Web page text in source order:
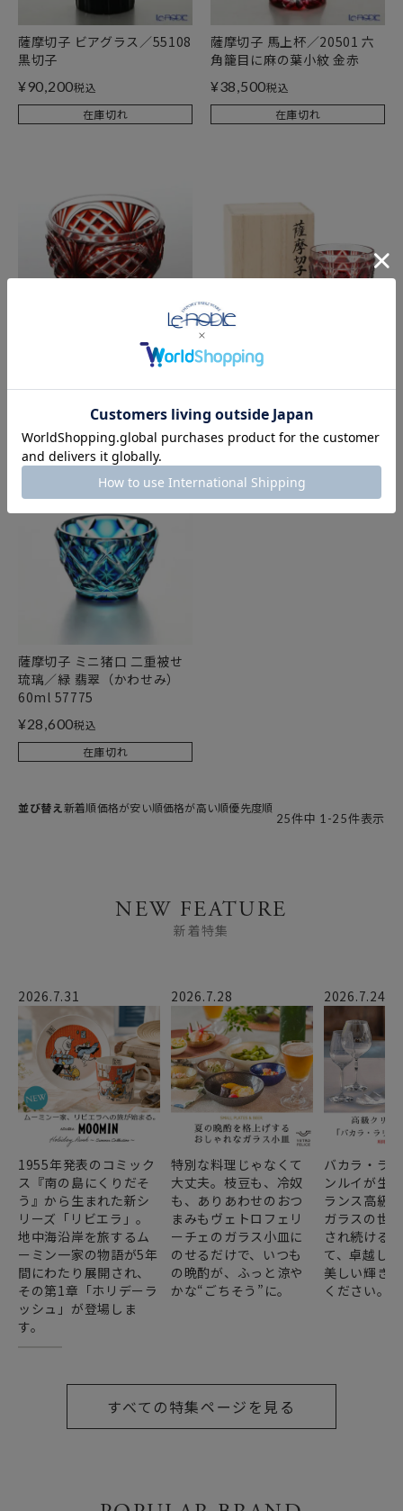
薩摩切子 ビアグラス／55108
黒切子
¥90,200税込
在庫切れ
薩摩切子 馬上杯／20501 六
角籠目に麻の葉小紋 金赤
¥38,500税込
在庫切れ
復元薩摩切子 小付鉢A 銅赤
¥55,000
在庫切れ
復元薩摩切子 猪口A／1103
八角籠目 銅赤
¥33,000
在庫切れ
薩摩切子 ミニ猪口 二重被せ
琉璃／緑 翡翠（かわせみ）
60ml 57775
¥28,600税込
在庫切れ
並び替え 新着順価格が安い順価格が高い順優先度順
25件中 1 -25件表示
NEW FEATURE
新着特集
2026.7.31
1955年発表のコミック
ス『南の島にくりだそ
う』から生まれた新シ
リーズ「リビエラ」。
地中海沿岸を旅するム
ーミン一家の物語が5年
間にわたり展開され、
その第1章「ホリデーラ
ッシュ」が登場しま
す。
2026.7.28
特別な料理じゃなくて
大丈夫。枝豆も、冷奴
も、ありあわせのおつ
まみもヴェトロフェリ
ーチェのガラス小皿に
のせるだけで、いつも
の晩酌が、ふっと涼や
かな“ごちそう”に。
2026.7.24
バカラ・ラ
ンルイが生
ランス高級
ガラスの世
され続ける
て、卓越し
美しい輝き
ください。
すべての特集ページを見る